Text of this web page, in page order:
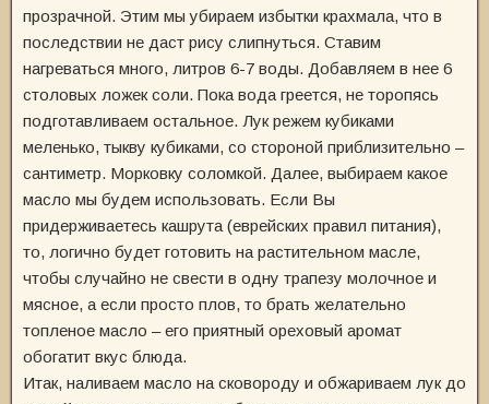
прозрачной. Этим мы убираем избытки крахмала, что в
последствии не даст рису слипнуться. Ставим
нагреваться много, литров 6-7 воды. Добавляем в нее 6
столовых ложек соли. Пока вода греется, не торопясь
подготавливаем остальное. Лук режем кубиками
меленько, тыкву кубиками, со стороной приблизительно –
сантиметр. Морковку соломкой. Далее, выбираем какое
масло мы будем использовать. Если Вы
придерживаетесь кашрута (еврейских правил питания),
то, логично будет готовить на растительном масле,
чтобы случайно не свести в одну трапезу молочное и
мясное, а если просто плов, то брать желательно
топленое масло – его приятный ореховый аромат
обогатит вкус блюда.
Итак, наливаем масло на сковороду и обжариваем лук до